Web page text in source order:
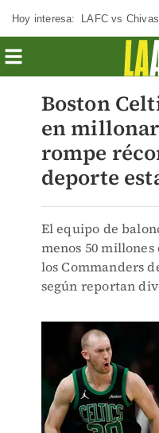
Hoy interesa: LAFC vs Chivas
Boston
en
rompe
deporte
El equipo de
menos 50
los Commanders
según reportan